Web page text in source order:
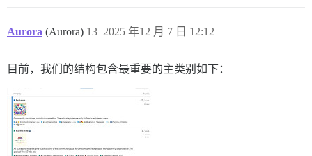
Aurora (Aurora) 2025 年12 月 7 日 12:12
13
目前，我们的结构包含最重要的主类别如下：